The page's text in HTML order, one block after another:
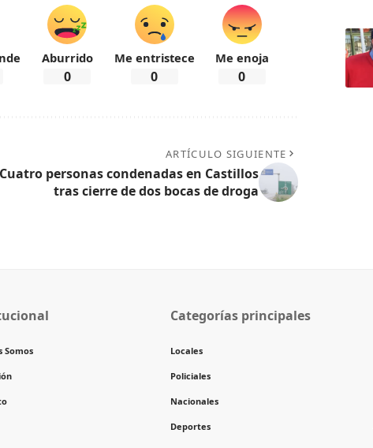
Aburrido
0
Me entristece
0
Me enoja
0
ARTÍCULO SIGUIENTE
Cuatro personas condenadas en Castillos
tras cierre de dos bocas de droga
Somos
Categorías principales
Locales
Policiales
Nacionales
Deportes